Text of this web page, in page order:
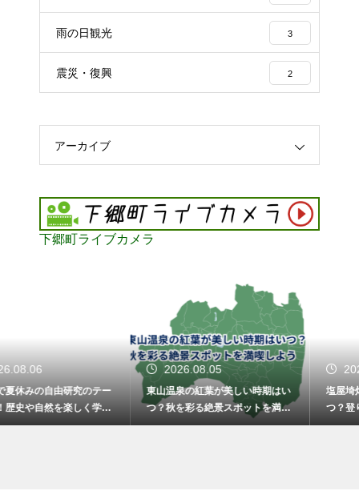
雨の日観光 3
震災・復興 2
アーカイブ
下郷町ライブカメラ
2026.08.05
東山温泉の紅葉が美しい時期はい
つ？秋を彩る絶景スポットを満喫
しよう
2026.08.05
塩屋埼灯台にある階段の数はいく
つ？登り切った先で待つ感動の景
色